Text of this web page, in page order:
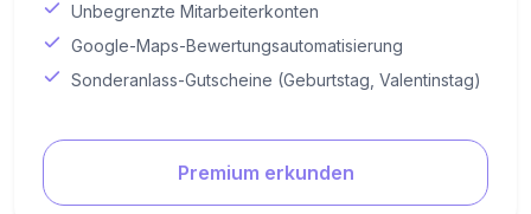
Unbegrenzte Mitarbeiterkonten
Google-Maps-Bewertungsautomatisierung
Sonderanlass-Gutscheine (Geburtstag, Valentinstag)
Premium erkunden